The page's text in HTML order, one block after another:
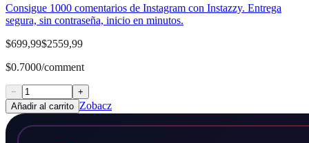
Consigue 1000 comentarios de Instagram con Instazzy. Entrega
segura, sin contraseña, inicio en minutos.
$699,99$2559,99
$0.7000/comment
−
+
Añadir al carrito Zobacz